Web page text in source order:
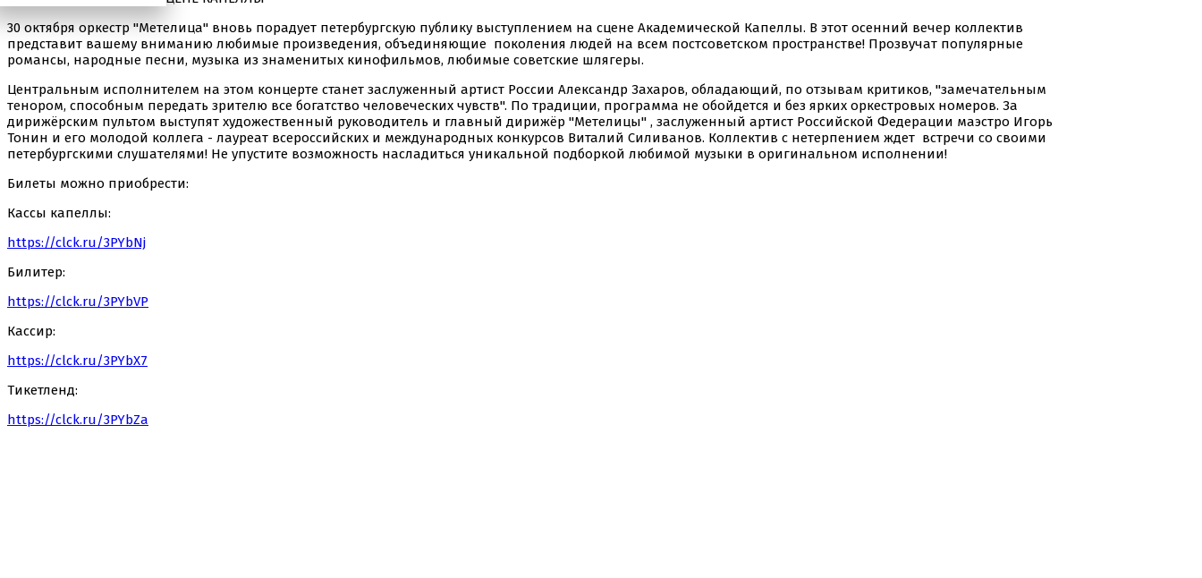
30 октября оркестр "Метелица" вновь порадует петербургскую публику выступлением на сцене Академической Капеллы. В этот осенний вечер коллектив
представит вашему вниманию любимые произведения, объединяющие поколения людей на всем постсоветском пространстве! Прозвучат популярные
романсы, народные песни, музыка из знаменитых кинофильмов, любимые советские шлягеры.
Центральным исполнителем на этом концерте станет заслуженный артист России Александр Захаров, обладающий, по отзывам критиков, "замечательным
тенором, способным передать зрителю все богатство человеческих чувств". По традиции, программа не обойдется и без ярких оркестровых номеров. За
дирижёрским пультом выступят художественный руководитель и главный дирижёр "Метелицы" , заслуженный артист Российской Федерации маэстро Игорь
Тонин и его молодой коллега - лауреат всероссийских и международных конкурсов Виталий Силиванов. Коллектив с нетерпением ждет встречи со своими
петербургскими слушателями! Не упустите возможность насладиться уникальной подборкой любимой музыки в оригинальном исполнении!
Билеты можно приобрести:
Кассы капеллы:
https://clck.ru/3PYbNj
Билитер:
https://clck.ru/3PYbVP
Кассир:
https://clck.ru/3PYbX7
Тикетленд:
https://clck.ru/3PYbZa